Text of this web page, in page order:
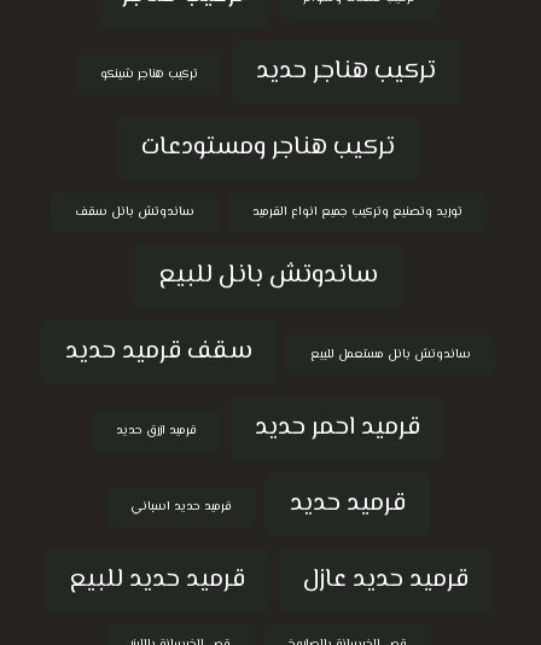
تركيب هناجر حديد
تركيب هناجر شينكو
تركيب هناجر ومستودعات
توريد وتصنيع وتركيب جميع انواع القرميد ساندوتش بانل سقف
ساندوتش بانل للبيع
ساندوتش بانل مستعمل للبيع
سقف قرميد حديد
قرميد احمر حديد
قرميد ازرق حديد
قرميد حديد قرميد حديد اسباني
قرميد حديد عازل قرميد حديد للبيع